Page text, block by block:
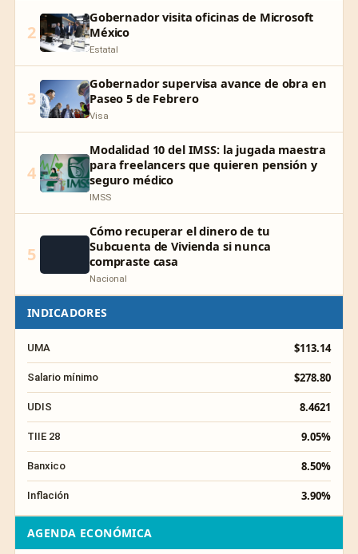
2
Gobernador visita oficinas de Microsoft
México
Estatal
3
Gobernador supervisa avance de obra en
Paseo 5 de Febrero
Visa
4
Modalidad 10 del IMSS: la jugada maestra
para freelancers que quieren pensión y
seguro médico
IMSS
5
Cómo recuperar el dinero de tu
Subcuenta de Vivienda si nunca
compraste casa
Nacional
INDICADORES
UMA $113.14
Salario mínimo $278.80
UDIS 8.4621
TIIE 28 9.05%
Banxico 8.50%
Inflación 3.90%
AGENDA ECONÓMICA